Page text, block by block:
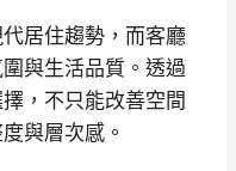
居住趨勢，而客廳
與生活品質。透過
，不只能改善空間
與層次感。